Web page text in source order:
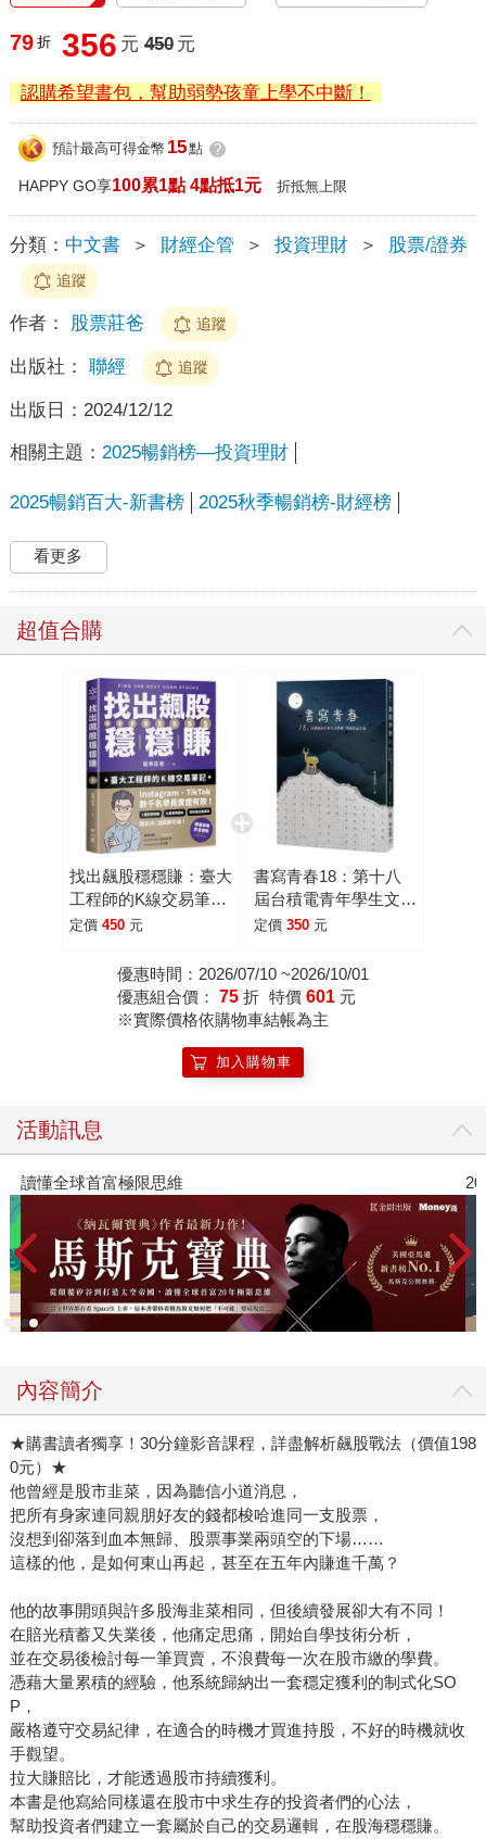
79 折 356 元 450 元
認購希望書包，幫助弱勢孩童上學不中斷！
預計最高可得金幣 15點 ?
HAPPY GO享100累1點 4點抵1元 折抵無上限
分類： 中文書 ＞ 財經企管 ＞ 投資理財 ＞ 股票/證券
追蹤
作者： 股票莊爸 追蹤
出版社： 聯經 追蹤
出版日： 2024/12/12
相關主題： 2025暢銷榜—投資理財
2025暢銷百大-新書榜 2025秋季暢銷榜-財經榜
看更多
超值合購
找出飆股穩穩賺：臺大
工程師的K線交易筆
記，從線圖找出「飛龍
向，找出下一支大漲股
【隨書贈價值1980元
教學影片】
定價 450 元
書寫青春18：第十八
屆台積電青年學生文學
獎得獎作品合集
定價 350 元
優惠時間：2026/07/10 ~2026/10/01
優惠組合價： 75 折 特價 601 元
※實際價格依購物車結帳為主
加入購物車
活動訊息
2026年8月金石堂強力推薦
內容簡介
★購書讀者獨享！30分鐘影音課程，詳盡解析飆股戰法（價值198
0元）★
他曾經是股市韭菜，因為聽信小道消息，
把所有身家連同親朋好友的錢都梭哈進同一支股票，
沒想到卻落到血本無歸、股票事業兩頭空的下場……
這樣的他，是如何東山再起，甚至在五年內賺進千萬？
他的故事開頭與許多股海韭菜相同，但後續發展卻大有不同！
在賠光積蓄又失業後，他痛定思痛，開始自學技術分析，
並在交易後檢討每一筆買賣，不浪費每一次在股市繳的學費。
憑藉大量累積的經驗，他系統歸納出一套穩定獲利的制式化SO
P，
嚴格遵守交易紀律，在適合的時機才買進持股，不好的時機就收
手觀望。
拉大賺賠比，才能透過股市持續獲利。
本書是他寫給同樣還在股市中求生存的投資者們的心法，
幫助投資者們建立一套屬於自己的交易邏輯，在股海穩穩賺。